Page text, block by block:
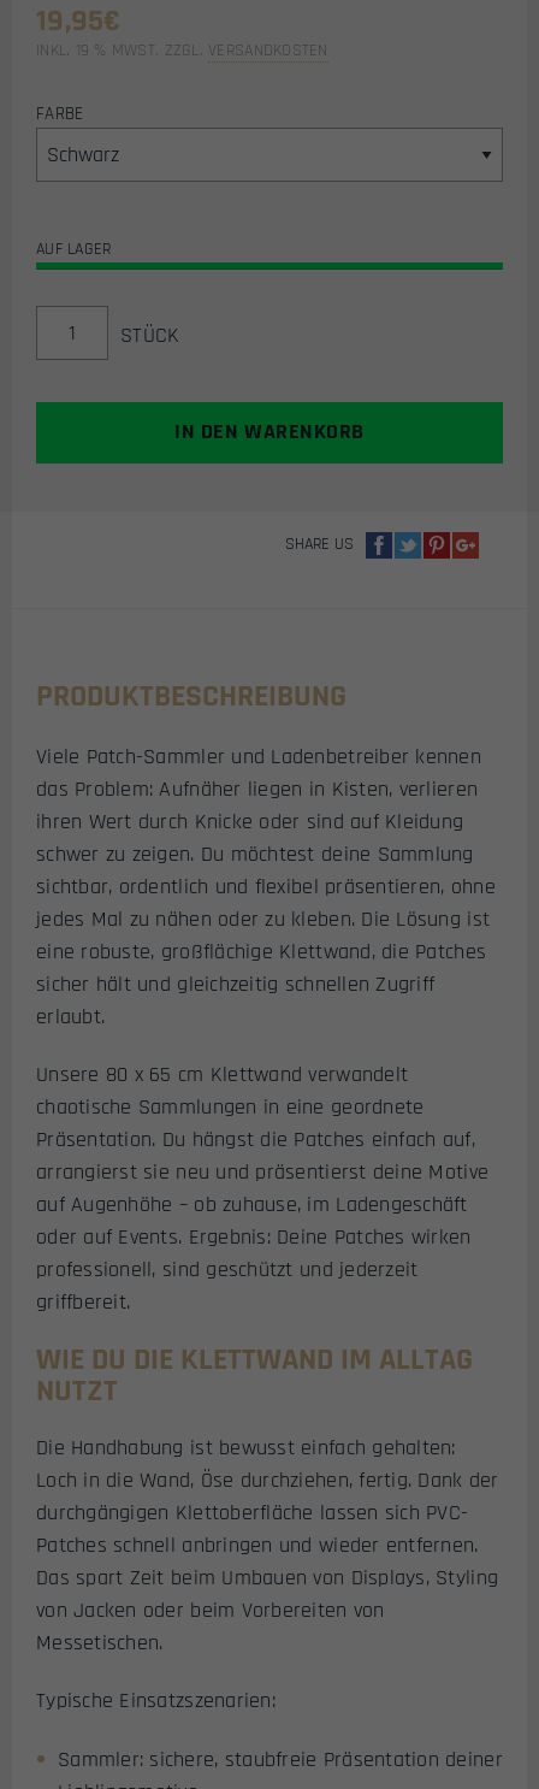
19,95€
INKL. 19 % MWST. ZZGL. VERSANDKOSTEN
FARBE
AUF LAGER
PATCHWALL
PVC
STÜCK
IN DEN WARENKORB
SHARE US
PRODUKTBESCHREIBUNG
Viele Patch-Sammler und Ladenbetreiber kennen
das Problem: Aufnäher liegen in Kisten, verlieren
ihren Wert durch Knicke oder sind auf Kleidung
schwer zu zeigen. Du möchtest deine Sammlung
sichtbar, ordentlich und flexibel präsentieren, ohne
jedes Mal zu nähen oder zu kleben. Die Lösung ist
eine robuste, großflächige Klettwand, die Patches
sicher hält und gleichzeitig schnellen Zugriff
erlaubt.
Unsere 80 x 65 cm Klettwand verwandelt
chaotische Sammlungen in eine geordnete
Präsentation. Du hängst die Patches einfach auf,
arrangierst sie neu und präsentierst deine Motive
auf Augenhöhe – ob zuhause, im Ladengeschäft
oder auf Events. Ergebnis: Deine Patches wirken
professionell, sind geschützt und jederzeit
griffbereit.
WIE DU DIE KLETTWAND IM ALLTAG
NUTZT
Die Handhabung ist bewusst einfach gehalten:
Loch in die Wand, Öse durchziehen, fertig. Dank der
durchgängigen Klettoberfläche lassen sich PVC-
Patches schnell anbringen und wieder entfernen.
Das spart Zeit beim Umbauen von Displays, Styling
von Jacken oder beim Vorbereiten von
Messetischen.
Typische Einsatzszenarien:
Sammler: sichere, staubfreie Präsentation deiner